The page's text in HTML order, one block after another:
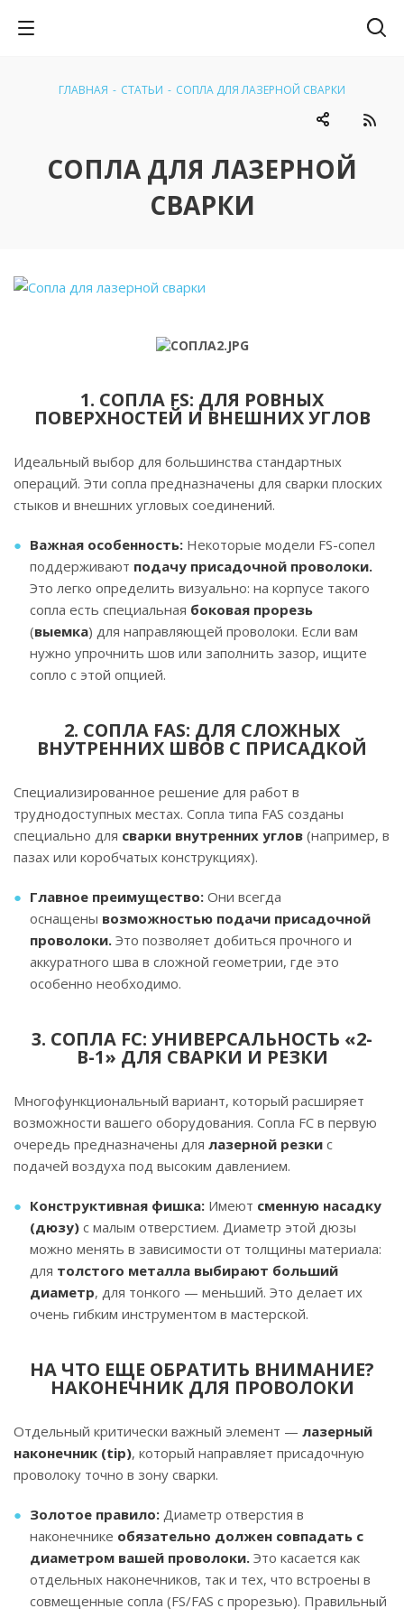
ГЛАВНАЯ - СТАТЬИ - СОПЛА ДЛЯ ЛАЗЕРНОЙ СВАРКИ
СОПЛА ДЛЯ ЛАЗЕРНОЙ
СВАРКИ
1. СОПЛА FS: ДЛЯ РОВНЫХ
ПОВЕРХНОСТЕЙ И ВНЕШНИХ УГЛОВ
Идеальный выбор для большинства стандартных
операций. Эти сопла предназначены для сварки плоских
стыков и внешних угловых соединений.
Важная особенность: Некоторые модели FS-сопел
поддерживают подачу присадочной проволоки.
Это легко определить визуально: на корпусе такого
сопла есть специальная боковая прорезь
(выемка) для направляющей проволоки. Если вам
нужно упрочнить шов или заполнить зазор, ищите
сопло с этой опцией.
2. СОПЛА FAS: ДЛЯ СЛОЖНЫХ
ВНУТРЕННИХ ШВОВ С ПРИСАДКОЙ
Специализированное решение для работ в
труднодоступных местах. Сопла типа FAS созданы
специально для сварки внутренних углов (например, в
пазах или коробчатых конструкциях).
Главное преимущество: Они всегда
оснащены возможностью подачи присадочной
проволоки. Это позволяет добиться прочного и
аккуратного шва в сложной геометрии, где это
особенно необходимо.
3. СОПЛА FC: УНИВЕРСАЛЬНОСТЬ «2-
В-1» ДЛЯ СВАРКИ И РЕЗКИ
Многофункциональный вариант, который расширяет
возможности вашего оборудования. Сопла FC в первую
очередь предназначены для лазерной резки с
подачей воздуха под высоким давлением.
Конструктивная фишка: Имеют сменную насадку
(дюзу) с малым отверстием. Диаметр этой дюзы
можно менять в зависимости от толщины материала:
для толстого металла выбирают больший
диаметр, для тонкого — меньший. Это делает их
очень гибким инструментом в мастерской.
НА ЧТО ЕЩЕ ОБРАТИТЬ ВНИМАНИЕ?
НАКОНЕЧНИК ДЛЯ ПРОВОЛОКИ
Отдельный критически важный элемент — лазерный
наконечник (tip), который направляет присадочную
проволоку точно в зону сварки.
Золотое правило: Диаметр отверстия в
наконечнике обязательно должен совпадать с
диаметром вашей проволоки. Это касается как
отдельных наконечников, так и тех, что встроены в
совмещенные сопла (FS/FAS с прорезью). Правильный